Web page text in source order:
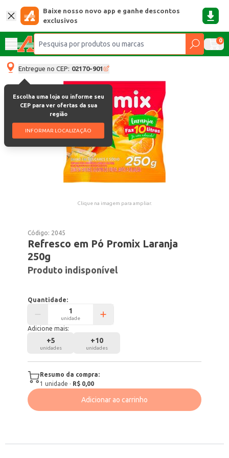
Baixe nosso novo app e ganhe descontos
exclusivos
0
Entregue no CEP: 02170-901
Escolha uma loja ou informe seu
CEP para ver ofertas da sua
região
INFORMAR LOCALIZAÇÃO
Clique na imagem para ampliar.
Código: 2045
Refresco em Pó Promix Laranja
250g
Produto indisponível
Quantidade:
unidade
Adicione mais:
+5
unidades
+10
unidades
Resumo da compra:
1 unidade · R$ 0,00
Adicionar ao carrinho